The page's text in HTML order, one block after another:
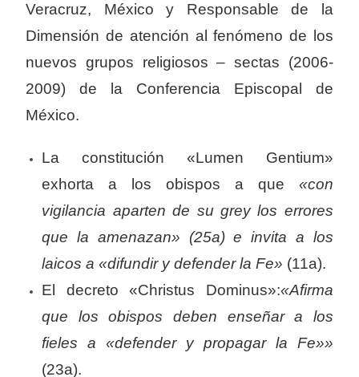
Veracruz, México y Responsable de la
Dimensión de atención al fenómeno de los
nuevos grupos religiosos – sectas (2006-
2009) de la Conferencia Episcopal de
México.
La constitución «Lumen Gentium»
exhorta a los obispos a que «con
vigilancia aparten de su grey los errores
que la amenazan» (25a) e invita a los
laicos a «difundir y defender la Fe» (11a).
El decreto «Christus Dominus»:«Afirma
que los obispos deben enseñar a los
fieles a «defender y propagar la Fe»»
(23a).